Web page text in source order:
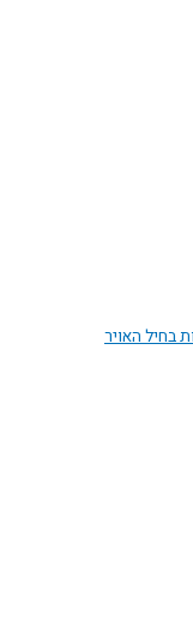
בחיל האויר